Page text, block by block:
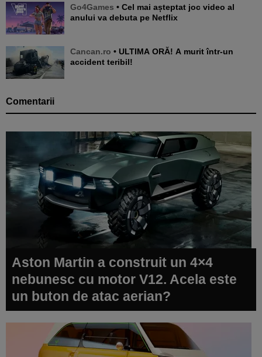
Go4Games • Cel mai așteptat joc video al
anului va debuta pe Netflix
Cancan.ro • ULTIMA ORĂ! A murit într-un
accident teribil!
Comentarii
Aston Martin a construit un 4×4
nebunesc cu motor V12. Acela este
un buton de atac aerian?